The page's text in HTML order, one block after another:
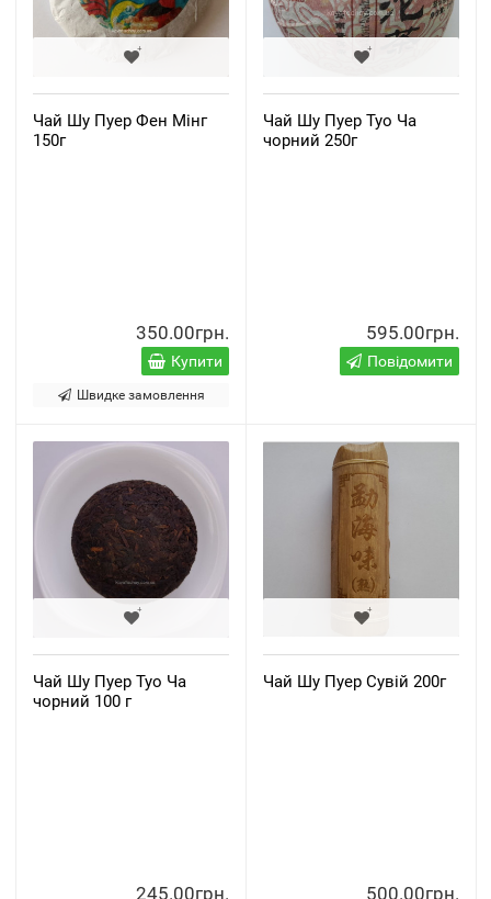
Чай Шу Пуер Фен Мінг
150г
350.00грн.
Купити
Швидке замовлення
Чай Шу Пуер Туо Ча
чорний 250г
595.00грн.
Повідомити
Чай Шу Пуер Туо Ча
чорний 100 г
245.00грн.
Чай Шу Пуер Сувій 200г
500.00грн.